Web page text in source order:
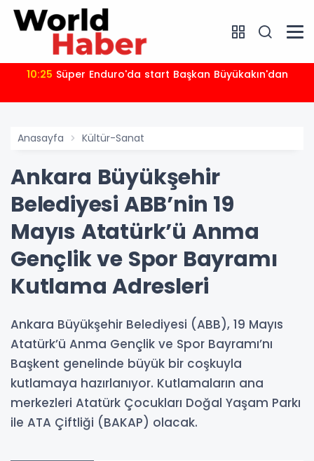
10:25 Süper Enduro'da start Başkan Büyükakın'dan
Anasayfa Kültür-Sanat
Ankara Büyükşehir
Belediyesi ABB’nin 19
Mayıs Atatürk’ü Anma
Gençlik ve Spor Bayramı
Kutlama Adresleri
Ankara Büyükşehir Belediyesi (ABB), 19 Mayıs
Atatürk’ü Anma Gençlik ve Spor Bayramı’nı
Başkent genelinde büyük bir coşkuyla
kutlamaya hazırlanıyor. Kutlamaların ana
merkezleri Atatürk Çocukları Doğal Yaşam Parkı
ile ATA Çiftliği (BAKAP) olacak.